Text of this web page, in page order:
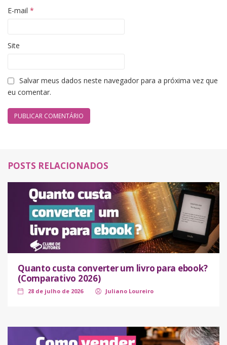
E-mail *
Site
Salvar meus dados neste navegador para a próxima vez que
eu comentar.
POSTS RELACIONADOS
Quanto custa converter um livro para ebook?
(Comparativo 2026)
28 de julho de 2026 Juliano Loureiro